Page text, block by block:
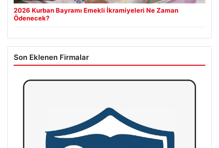
2026 Kurban Bayramı Emekli İkramiyeleri Ne Zaman
Ödenecek?
Son Eklenen Firmalar